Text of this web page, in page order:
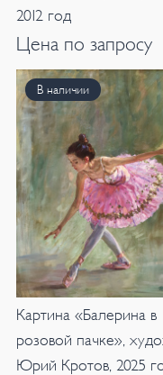
2012 год
Цена по запросу
В наличии
Картина «Балерина в
розовой пачке»,
Юрий Кротов, 2025